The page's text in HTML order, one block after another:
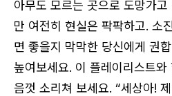
아무도 모르는 곳으로 도망가
만 여전히 현실은 팍팍하고. 소
면 좋을지 막막한 당신에게 권
높여보세요. 이 플레이리스트
음껏 소리쳐 보세요. “세상아!